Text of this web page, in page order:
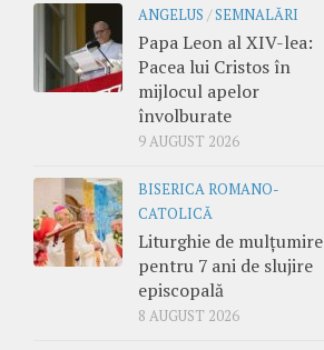
ANGELUS /SEMNALĂRI
Papa Leon al XIV-lea:
Pacea lui Cristos în
mijlocul apelor
învolburate
9 AUGUST 2026
BISERICA ROMANO-
CATOLICĂ
Liturghie de mulțumire
pentru 7 ani de slujire
episcopală
8 AUGUST 2026